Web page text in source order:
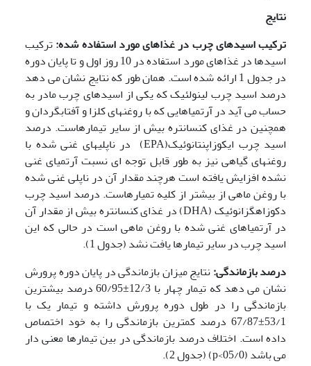
نتایج
ترکیب اسیدهای چرب در غذاهای مورد استفاده شده:ترکیب
اسیدها در غذاهای مورد استفاده در 10 روز اول و تا پایان دوره
در جدول 1 ارائه شده است. همان طور که نتایج نشان می دهد
درصد اسید چرب لینولئیک که یکی از اسیدهای چرب مادر به
حساب می آید در آرتمیاهایی که با روغنهای کلزا و آفتابگردان و
همچنین در غذای کنسانتره بیش از سایر تیمارهاست. درصد
اسید چرب ایکوزاپنتانوئیک(EPA) در ناپلیهای غنی شده با
روغنهای گیاهی نیز به طور قابل توجه ای نسبت آرتمیای غنی
نشده افزایش یافته است هرچند مقدار آن در ناپلی غنی شده
با روغن ماهی از بیشتر از کلیه تمیارهاست. درصد اسید چرب
دکوزاهگزانوئیک (DHA) در غذای کنسانتره بیش از مقدار آن
در آرتمیاهای غنی شده با روغن ماهی است در حالی که این
اسید چرب در سایر تیمارها یافت نشد (جدول 1).
درصد بازماندگی:نتایج میزان بازماندگی در پایان دوره پرورش
نشان می دهد که تیمار چهار با 12/3±60/95 درصد بیشترین
بازماندگی را در طول دوره پرورش داشته و تیمار یک با
53/1±67/87 درصد کمترین بازماندگی را به خود اختصاص
داده است. اختلاف درصد بازماندگی در بین تیمارها معنی دار
می باشد (05/0>p) (جدول 2).